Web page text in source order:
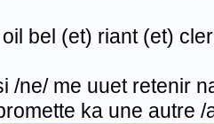
bel (et) riant (et)
/ne/ me uuet retenir
ka une autre